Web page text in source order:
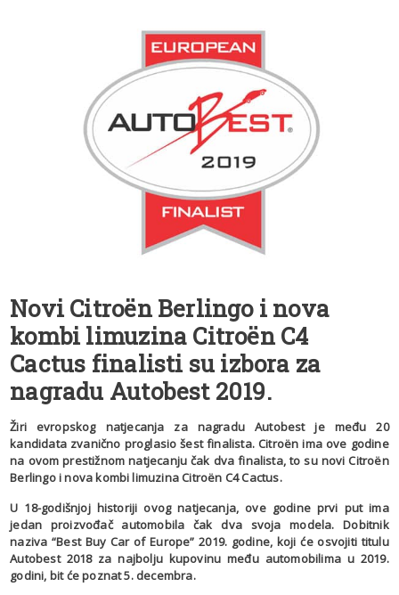
Novi Citroën Berlingo i nova
kombi limuzina Citroën C4
Cactus finalisti su izbora za
nagradu Autobest 2019.
Žiri evropskog natjecanja za nagradu Autobest je među 20
kandidata zvanično proglasio šest finalista. Citroën ima ove godine
na ovom prestižnom natjecanju čak dva finalista, to su novi Citroën
Berlingo i nova kombi limuzina Citroën C4 Cactus.
U 18-godišnjoj historiji ovog natjecanja, ove godine prvi put ima
jedan proizvođač automobila čak dva svoja modela. Dobitnik
naziva “Best Buy Car of Europe” 2019. godine, koji će osvojiti titulu
Autobest 2018 za najbolju kupovinu među automobilima u 2019.
godini, bit će poznat 5. decembra.